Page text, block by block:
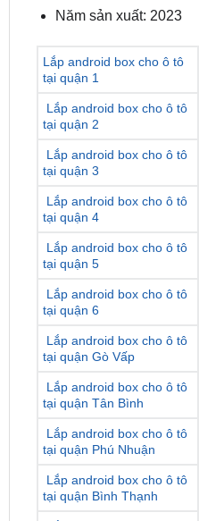
Lắp android box cho ô tô
Lắp android box cho ô tô
tại quận 2
Lắp android box cho ô tô
tại quận 3
Lắp android box cho ô tô
tại quận 4
Lắp android box cho ô tô
tại quận 5
Lắp android box cho ô tô
tại quận 6
Lắp android box cho ô tô
tại quận Gò Vấp
Lắp android box cho ô tô
tại quận Tân Bình
Lắp android box cho ô tô
tại quận Phú Nhuận
Lắp android box cho ô tô
tại quận Bình Thạnh
Lắp android box cho ô tô
tại quận Tân Phú